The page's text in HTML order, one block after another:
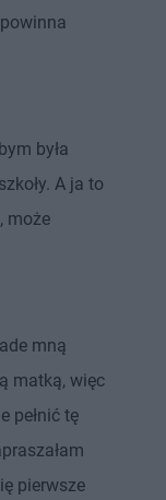
była
A ja to
może
mną
matką, więc
pełnić tę
pierwsze